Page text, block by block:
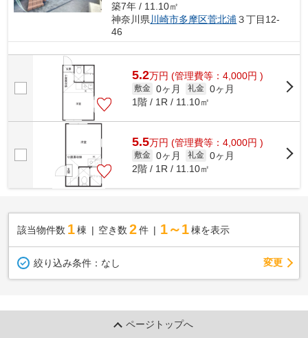
築7年 / 11.10㎡
神奈川県川崎市多摩区菅北浦 ３丁目12-
46
5.2万円 (管理費等：4,000円 )
敷金 0ヶ月 礼金 0ヶ月
1階 / 1R / 11.10㎡
5.5万円 (管理費等：4,000円 )
敷金 0ヶ月 礼金 0ヶ月
2階 / 1R / 11.10㎡
該当物件数 1棟 空き数 2 件 1～1 棟を表示
絞り込み条件： なし 変更
ページトップへ